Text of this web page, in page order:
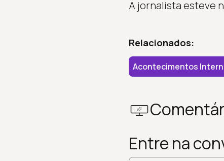
A jornalista esteve
Relacionados:
Acontecimentos
Entre na